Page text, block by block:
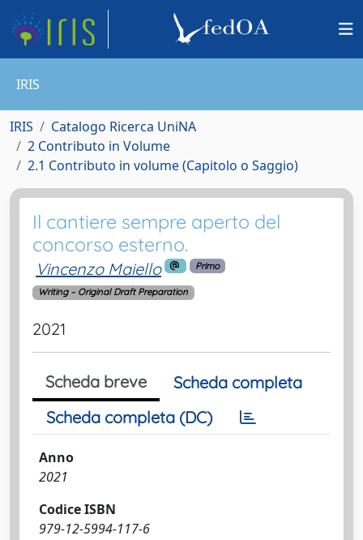
IRIS
IRIS
Catalogo Ricerca UniNA
2 Contributo in Volume
2.1 Contributo in volume (Capitolo o Saggio)
Il cantiere sempre aperto del
concorso esterno.
Vincenzo Maiello Primo
Writing – Original Draft Preparation
2021
Scheda breve
Scheda completa
Scheda completa (DC)
Anno
2021
Codice ISBN
979-12-5994-117-6